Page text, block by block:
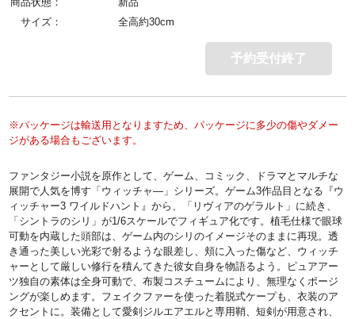
サイズ：
全高約30cm
予約受付終了
※パッケージは輸送用となりますため、パッケージに多少の傷やダメー
ジがある場合もございます。
ファンタジー小説を原作として、ゲーム、コミック、ドラマとマルチな
展開で人気を博す「ウィッチャ―」シリーズ。ゲーム3作品目となる『ウ
ィッチャー3 ワイルドハント』から、「リヴィアのゲラルト」に続き、
「シントラのシリ」が1/6スケールでフィギュア化です。植毛仕様で眼球
可動を内蔵した頭部は、ゲーム内のシリのイメージそのままに再現。透
き通った美しい光彩で射るような眼差し、頬に入った傷など、ウィッチ
ャーとして厳しい修行を積んてきた彼女自身を物語るよう。ピュアアー
ツ独自の素体は全身可動で、布製コスチュームにより、無理なくポージ
ングが楽しめます。フェイクファーを使った着脱式ケープも、衣装のア
クセントに。装備として愛剣ジルエアエルと専用鞘、短剣が用意され、